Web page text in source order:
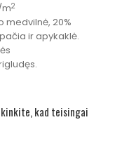
2
medvilnė, 20%
ir apykaklė.
kad teisingai